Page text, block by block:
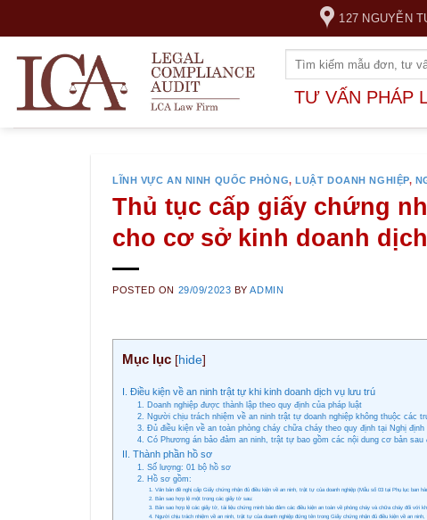
content
127 NGUYỄN
TƯ VẤN PHÁP
LĨNH VỰC AN NINH QUỐC PHÒNG,LUẬT DOANH NGHIỆP,
Thủ tục cấp giấy chứng
cho cơ sở kinh doanh
POSTED ON 29/09/2023 BYADMIN
Mục lục [hide]
I. Điều kiện về an ninh trật tự khi kinh doanh dịch vụ lưu trú
1. Doanh nghiệp được thành lập theo quy định của pháp luật
2. Người chịu trách nhiệm về an ninh trật tự doanh nghiệp không thuộc các
3. Đủ điều kiện về an toàn phòng cháy chữa cháy theo quy định tại Nghị
4. Có Phương án bảo đảm an ninh, trật tự bao gồm các nội dung cơ bản sau
II. Thành phần hồ sơ
1. Số lượng: 01 bộ hồ sơ
2. Hồ sơ gồm:
1. Văn bản đề nghị cấp Giấy chứng nhận đủ điều kiện về an ninh, trật tự của doanh nghiệp (Mẫu số 03 tại Phụ lục ban
2. Bản sao hợp lệ một trong các giấy tờ sau:
3. Bản sao hợp lệ các giấy tờ, tài liệu chứng minh bảo đảm các điều kiện an toàn về phòng cháy và chữa cháy đối với
4. Người chịu trách nhiệm về an ninh, trật tự của doanh nghiệp đứng tên trong Giấy chứng nhận đủ điều kiện về an